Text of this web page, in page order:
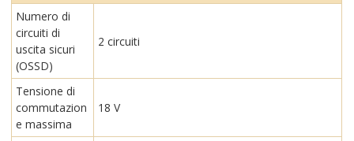
Numero di
circuiti di
uscita sicuri
(OSSD)
2 circuiti
Tensione di
commutazion
e massima
18 V